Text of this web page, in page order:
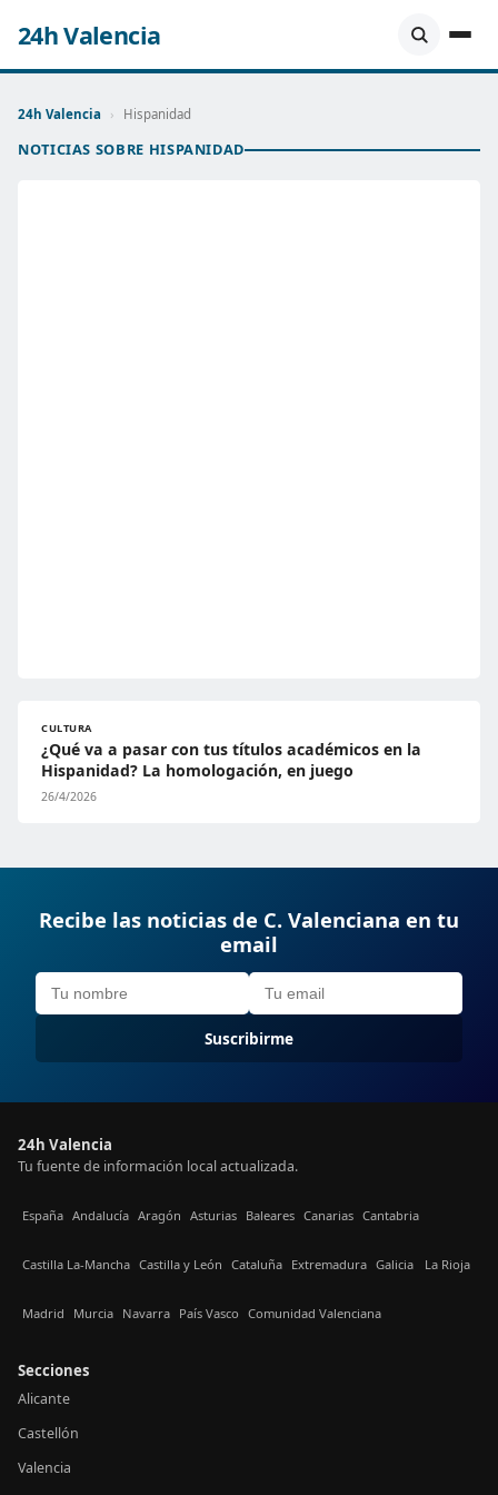
24h Valencia
24h Valencia › Hispanidad
NOTICIAS SOBRE HISPANIDAD
CULTURA
¿Qué va a pasar con tus títulos académicos en la
Hispanidad? La homologación, en juego
26/4/2026
Recibe las noticias de C. Valenciana en tu
email
Suscribirme
24h Valencia
Tu fuente de información local actualizada.
España Andalucía Aragón Asturias Baleares Canarias Cantabria
Castilla La-Mancha Castilla y León Cataluña Extremadura Galicia La Rioja
Madrid Murcia Navarra País Vasco Comunidad Valenciana
Secciones
Alicante
Castellón
Valencia